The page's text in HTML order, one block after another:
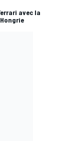
avec la